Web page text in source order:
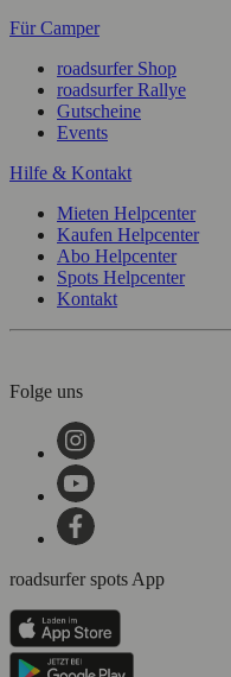
Für Camper
roadsurfer Shop
roadsurfer Rallye
Gutscheine
Events
Hilfe & Kontakt
Mieten Helpcenter
Kaufen Helpcenter
Abo Helpcenter
Spots Helpcenter
Kontakt
Folge uns
roadsurfer spots App